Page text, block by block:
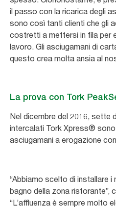
il passo con la ricarica degli
sono così tanti clienti che gli
costretti a mettersi in fila per
lavoro. Gli asciugamani di
questo crea molta ansia al
La prova con Tork
Nel dicembre del 2016, sette
intercalati Tork Xpress®
asciugamani a erogazione
“Abbiamo scelto di installare i
bagno della zona ristorante”,
“L’affluenza è sempre molto